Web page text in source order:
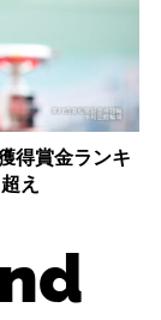
得賞金ランキ
え